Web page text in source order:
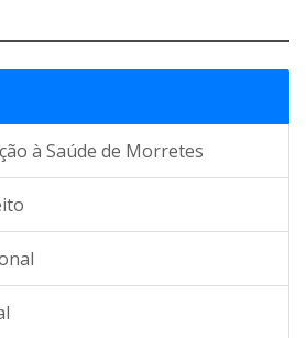
à Saúde de Morretes